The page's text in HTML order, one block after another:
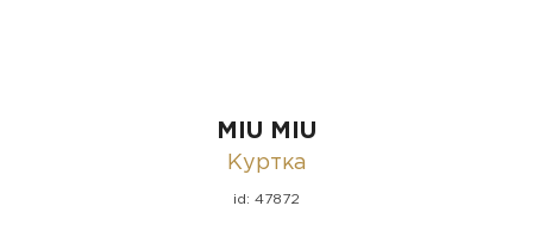
MIU MIU
Куртка
id: 47872